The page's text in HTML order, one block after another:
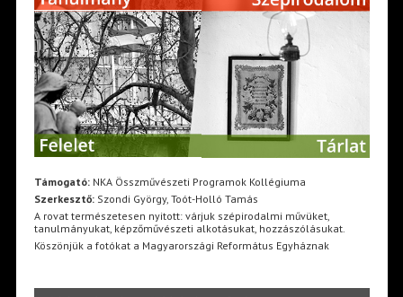
Támogató:NKA Összművészeti Programok Kollégiuma
Szerkesztő:Szondi György, Toót-Holló Tamás
A rovat természetesen nyitott: várjuk szépirodalmi művüket,
tanulmányukat, képzőművészeti alkotásukat, hozzászólásukat.
Köszönjük a fotókat a Magyarországi Református Egyháznak